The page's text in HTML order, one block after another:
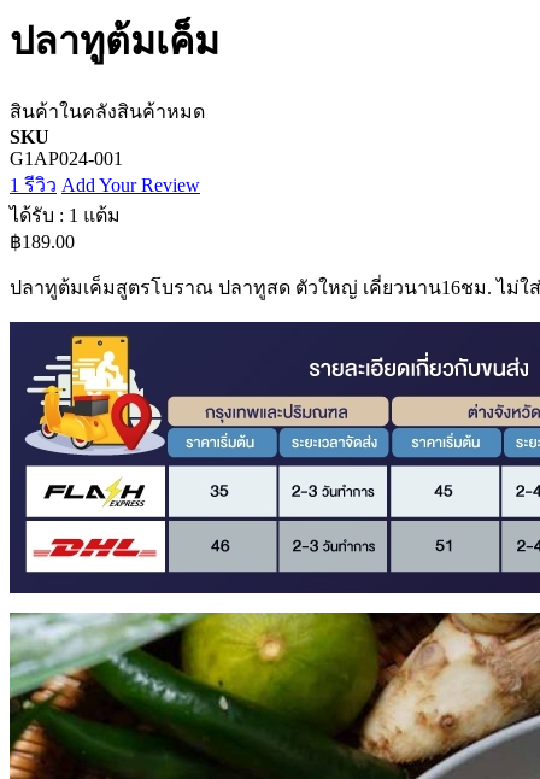
ปลาทูต้มเค็ม
สินค้าในคลังสินค้าหมด
SKU
G1AP024-001
1 รีวิว Add Your Review
ได้รับ : 1 แต้ม
฿189.00
ปลาทูต้มเค็มสูตรโบราณ ปลาทูสด ตัวใหญ่ เคี่ยวนาน16ชม. ไม่ใส่